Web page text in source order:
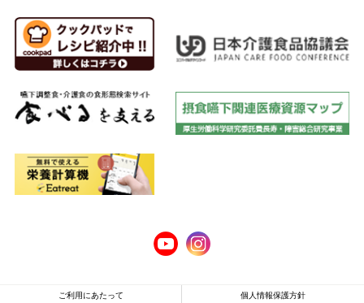
ご利用にあたって 個人情報保護方針